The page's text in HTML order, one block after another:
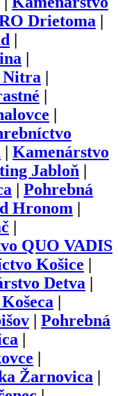
Drietoma
Nitra
Kamenárstvo
Jabloň
Pohrebná
Hronom
QUO VADIS
Košice
Detva
Pohrebná
Žarnovica